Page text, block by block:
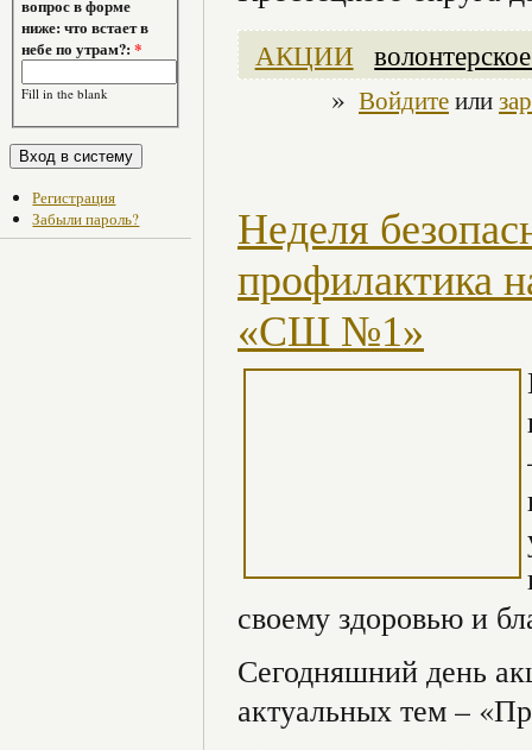
вопрос в форме
ниже: что встает в
небе по утрам?:*
Fill in the blank
Регистрация
Забыли пароль?
АКЦИИ
» Войдитеили
Неделя
профилактика
«СШ №1»
своему здоровью и
Сегодняшний день
актуальных тем –